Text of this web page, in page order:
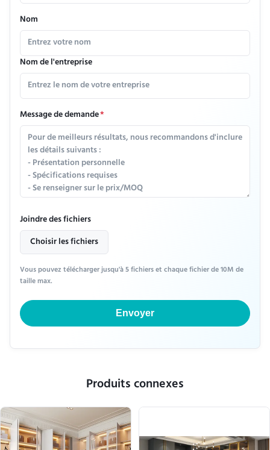
Nom
Nom de l'entreprise
Message de demande*
Joindre des fichiers
Choisir les fichiers
Vous pouvez télécharger jusqu'à 5 fichiers et chaque fichier de 10M de
taille max.
Envoyer
Produits connexes